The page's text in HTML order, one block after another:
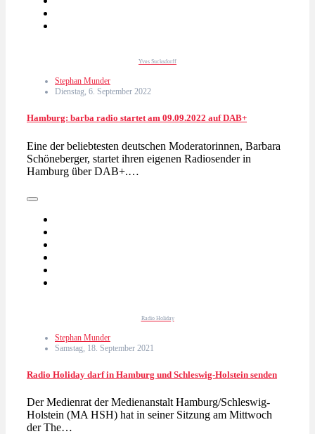
Yves Sucksdorff
Stephan Munder
Dienstag, 6. September 2022
Hamburg: barba radio startet am 09.09.2022 auf DAB+
Eine der beliebtesten deutschen Moderatorinnen, Barbara
Schöneberger, startet ihren eigenen Radiosender in
Hamburg über DAB+.…
Radio Holiday
Stephan Munder
Samstag, 18. September 2021
Radio Holiday darf in Hamburg und Schleswig-Holstein senden
Der Medienrat der Medienanstalt Hamburg/Schleswig-
Holstein (MA HSH) hat in seiner Sitzung am Mittwoch
der The…